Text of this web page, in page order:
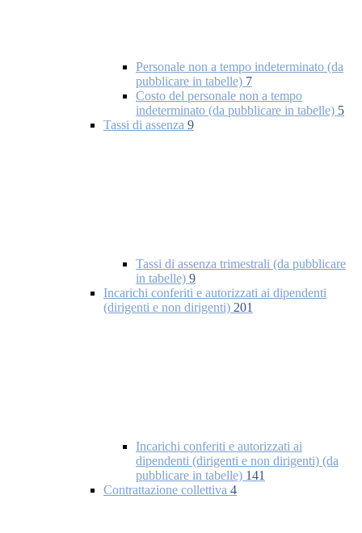
Personale non a tempo indeterminato (da
pubblicare in tabelle) 7
Costo del personale non a tempo
indeterminato (da pubblicare in tabelle) 5
Tassi di assenza 9
Tassi di assenza trimestrali (da pubblicare
in tabelle) 9
Incarichi conferiti e autorizzati ai dipendenti
(dirigenti e non dirigenti) 201
Incarichi conferiti e autorizzati ai
dipendenti (dirigenti e non dirigenti) (da
pubblicare in tabelle) 141
Contrattazione collettiva 4